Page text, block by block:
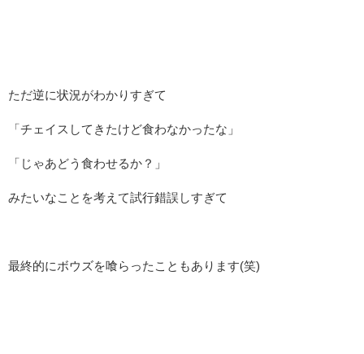
ただ逆に状況がわかりすぎて
「チェイスしてきたけど食わなかったな」
「じゃあどう食わせるか？」
みたいなことを考えて試行錯誤しすぎて
最終的にボウズを喰らったこともあります(笑)